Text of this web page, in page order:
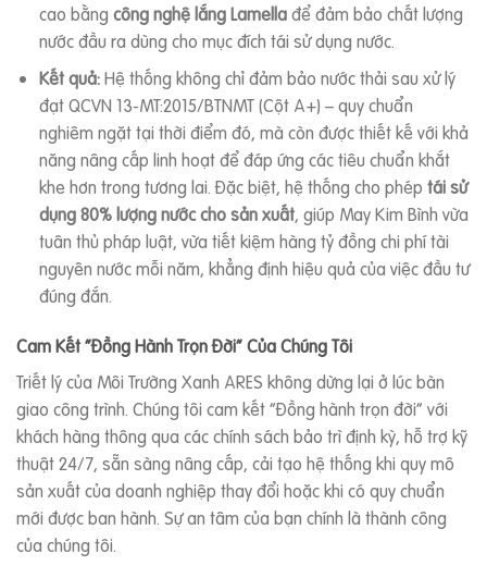
cao bằng công nghệ lắng Lamellađể đảm bảo chất lượng
nước đầu ra dùng cho mục đích tái sử dụng nước.
Kết quả:Hệ thống không chỉ đảm bảo nước thải sau xử lý
đạt QCVN 13-MT:2015/BTNMT (Cột A+) – quy chuẩn
nghiêm ngặt tại thời điểm đó, mà còn được thiết kế với khả
năng nâng cấp linh hoạt để đáp ứng các tiêu chuẩn khắt
khe hơn trong tương lai. Đặc biệt, hệ thống cho phép tái sử
dụng 80% lượng nước cho sản xuất, giúp May Kim Bình vừa
tuân thủ pháp luật, vừa tiết kiệm hàng tỷ đồng chi phí tài
nguyên nước mỗi năm, khẳng định hiệu quả của việc đầu tư
đúng đắn.
Cam Kết “Đồng Hành Trọn Đời” Của Chúng Tôi
Triết lý của Môi Trường Xanh ARES không dừng lại ở lúc bàn
giao công trình. Chúng tôi cam kết “Đồng hành trọn đời” với
khách hàng thông qua các chính sách bảo trì định kỳ, hỗ trợ kỹ
thuật 24/7, sẵn sàng nâng cấp, cải tạo hệ thống khi quy mô
sản xuất của doanh nghiệp thay đổi hoặc khi có quy chuẩn
mới được ban hành. Sự an tâm của bạn chính là thành công
của chúng tôi.